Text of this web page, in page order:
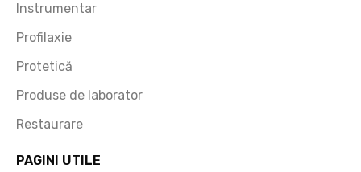
Instrumentar
Profilaxie
Protetică
Produse de laborator
Restaurare
PAGINI UTILE